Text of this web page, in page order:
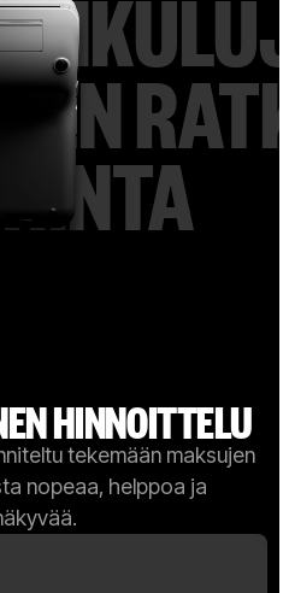
HINNOITTELU
tekemään maksujen
nopeaa, helppoa ja